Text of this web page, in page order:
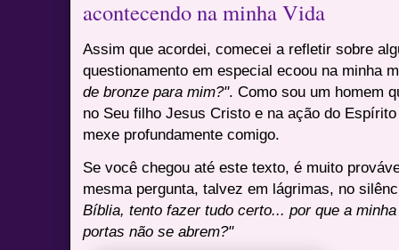
acontecendo na minha Vida
Assim que acordei, comecei a refletir sobre
questionamento em especial ecoou na minha
de bronze para mim?". Como sou um homem
no Seu filho Jesus Cristo e na ação do
mexe profundamente comigo.
Se você chegou até este texto, é muito
mesma pergunta, talvez em lágrimas, no
Bíblia, tento fazer tudo certo... por que a
portas não se abrem?"